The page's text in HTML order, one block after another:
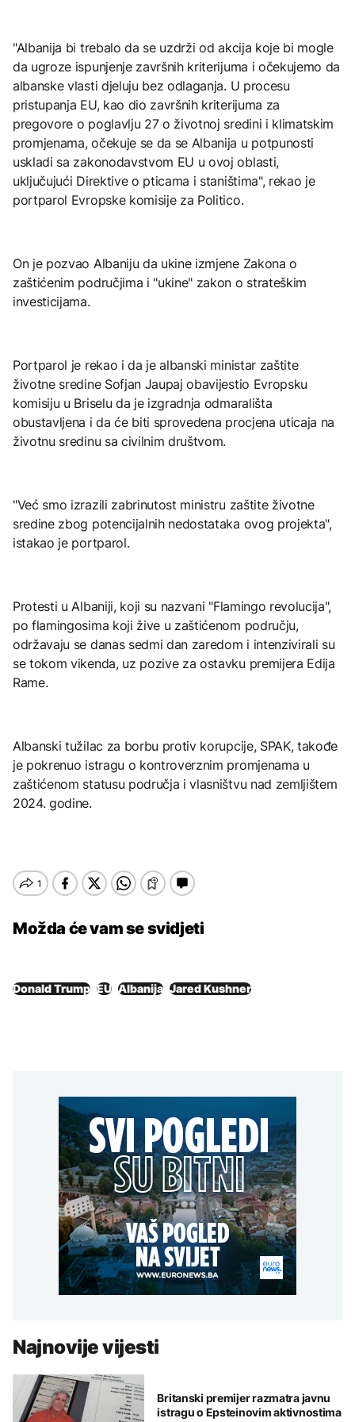
"Albanija bi trebalo da se uzdrži od akcija koje bi mogle
da ugroze ispunjenje završnih kriterijuma i očekujemo da
albanske vlasti djeluju bez odlaganja. U procesu
pristupanja EU, kao dio završnih kriterijuma za
pregovore o poglavlju 27 o životnoj sredini i klimatskim
promjenama, očekuje se da se Albanija u potpunosti
uskladi sa zakonodavstvom EU u ovoj oblasti,
uključujući Direktive o pticama i staništima", rekao je
portparol Evropske komisije za Politico.
On je pozvao Albaniju da ukine izmjene Zakona o
zaštićenim područjima i "ukine" zakon o strateškim
investicijama.
Portparol je rekao i da je albanski ministar zaštite
životne sredine Sofjan Jaupaj obavijestio Evropsku
komisiju u Briselu da je izgradnja odmarališta
obustavljena i da će biti sprovedena procjena uticaja na
životnu sredinu sa civilnim društvom.
"Već smo izrazili zabrinutost ministru zaštite životne
sredine zbog potencijalnih nedostataka ovog projekta",
istakao je portparol.
Protesti u Albaniji, koji su nazvani "Flamingo revolucija",
po flamingosima koji žive u zaštićenom području,
održavaju se danas sedmi dan zaredom i intenzivirali su
se tokom vikenda, uz pozive za ostavku premijera Edija
Rame.
Albanski tužilac za borbu protiv korupcije, SPAK, takođe
je pokrenuo istragu o kontroverznim promjenama u
zaštićenom statusu područja i vlasništvu nad zemljištem
2024. godine.
Možda će vam se svidjeti
Donald Trump EU Albanija Jared Kushner
Najnovije vijesti
Britanski premijer razmatra javnu
istragu o Epsteinovim aktivnostima